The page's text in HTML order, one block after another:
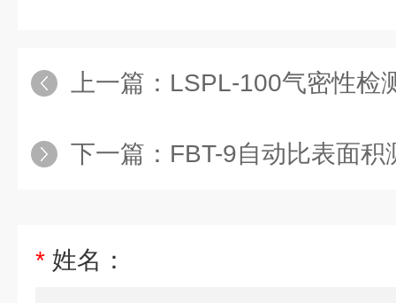
上一篇： LSPL-100气密性检
下一篇： FBT-9自动比表面积
* 姓名：